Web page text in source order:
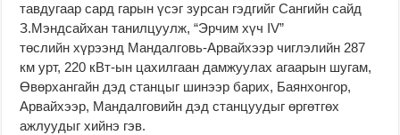
тавдугаар сард гарын үсэг зурсан гэдгийг Сангийн сайд
З.Мэндсайхан танилцуулж, “Эрчим хүч IV”
төслийн хүрээнд Мандалговь-Арвайхээр чиглэлийн 287
км урт, 220 кВт-ын цахилгаан дамжуулах агаарын шугам,
Өвөрхангайн дэд станцыг шинээр барих, Баянхонгор,
Арвайхээр, Мандалговийн дэд станцуудыг өргөтгөх
ажлуудыг хийнэ гэв.